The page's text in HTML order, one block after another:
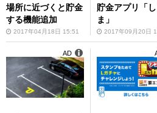
場所に近づくと貯金
する機能追加
2017年04月18日 15:51
貯金アプリ「
ま」
2017年09月20日
AD